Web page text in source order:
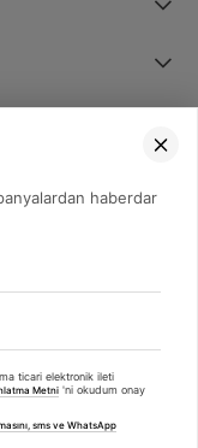
haberdar
ticari elektronik ileti
Metni 'ni okudum onay
sms ve WhatsApp